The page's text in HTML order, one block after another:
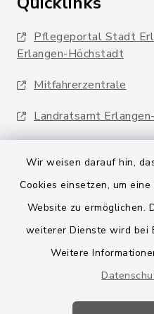
Wir weisen darauf hin,
Cookies einsetzen, um
Website zu ermöglichen.
weiterer Dienste wird bei
Weitere
Pflegeportal Stadt
Erlangen-Höchstadt
Mitfahrerzentrale
Landratsamt